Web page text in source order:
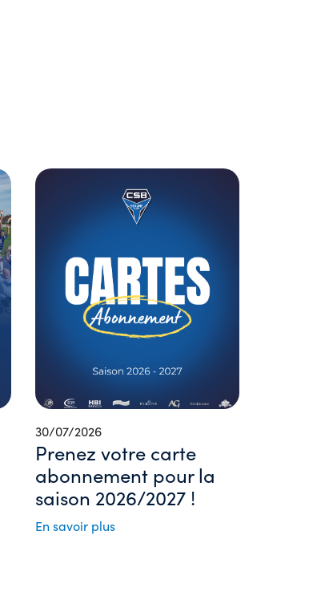
30/07/2026
Prenez votre carte
abonnement pour la
saison 2026/2027 !
En savoir plus